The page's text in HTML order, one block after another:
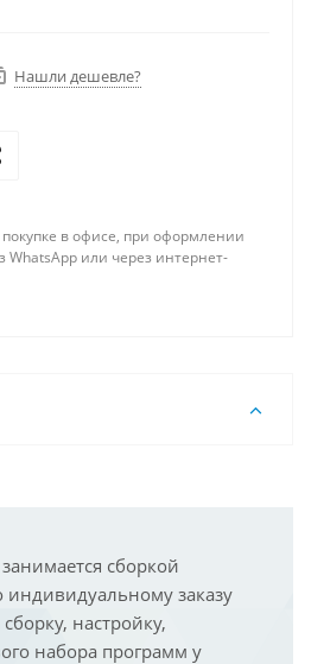
Нашли дешевле?
в офисе, при оформлении
WhatsApp или через интернет-
сборкой
заказу
настройку,
набора программ у